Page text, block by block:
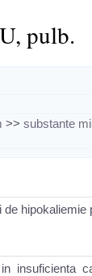
pulb.
>>substante
hipokaliemie
insuficienta